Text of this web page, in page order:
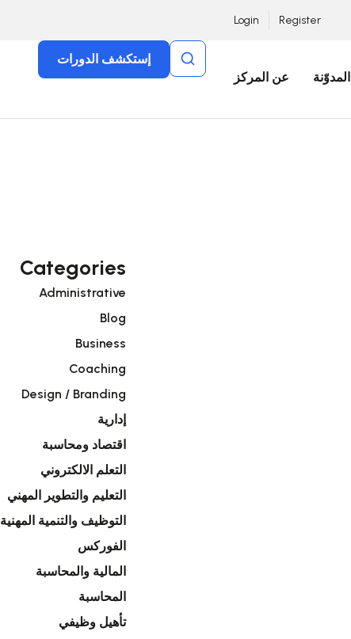
Register
Login
المدوّنة عن المركز
إستكشف الدورات
Categories
Administrative
Blog
Business
Coaching
Design / Branding
إدارية
اقتصاد ومحاسبة
التعلم الالكتروني
التعليم والتطوير المهني
التوظيف والتنمية المهنية
الفوركس
المالية والمحاسبة
المحاسبة
تأهيل وظيفي